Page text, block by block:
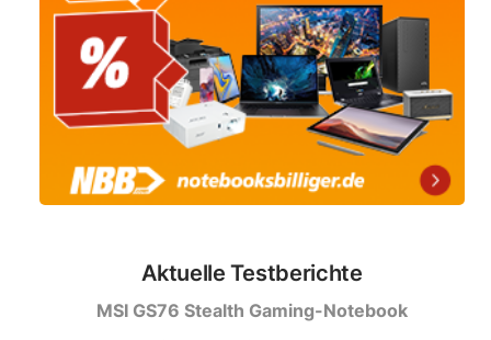
Aktuelle Testberichte
MSI GS76 Stealth Gaming-Notebook